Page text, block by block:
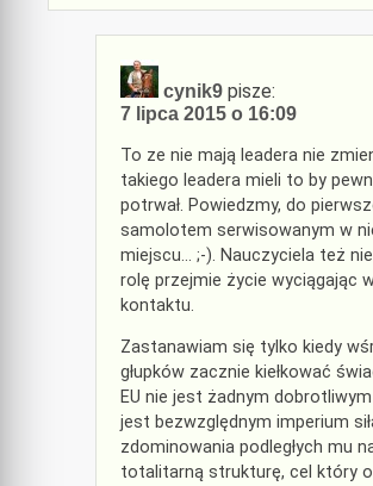
cynik9 pisze:
7 lipca 2015 o 16:09
To ze nie mają leadera nie
takiego leadera mieli to by
potrwał. Powiedzmy, do
samolotem serwisowanym w
miejscu… ;-). Nauczyciela też
rolę przejmie życie wyciągając
kontaktu.
Zastanawiam się tylko kiedy
głupków zacznie kiełkować
EU nie jest żadnym
jest bezwzględnym imperium
zdominowania podległych mu
totalitarną strukturę, cel który o